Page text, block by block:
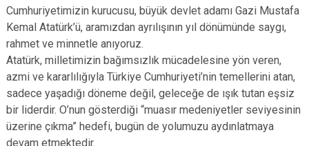
Cumhuriyetimizin kurucusu, büyük devlet adamı Gazi Mustafa
Kemal Atatürk’ü, aramızdan ayrılışının yıl dönümünde saygı,
rahmet ve minnetle anıyoruz.
Atatürk, milletimizin bağımsızlık mücadelesine yön veren,
azmi ve kararlılığıyla Türkiye Cumhuriyeti’nin temellerini atan,
sadece yaşadığı döneme değil, geleceğe de ışık tutan eşsiz
bir liderdir. O’nun gösterdiği “muasır medeniyetler seviyesinin
üzerine çıkma” hedefi, bugün de yolumuzu aydınlatmaya
devam etmektedir.